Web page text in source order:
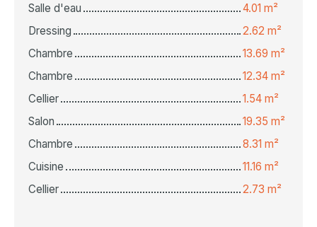
Salle d'eau
4.01 m²
Dressing
2.62 m²
Chambre
13.69 m²
Chambre
12.34 m²
Cellier
1.54 m²
Salon
19.35 m²
Chambre
8.31 m²
Cuisine
11.16 m²
Cellier
2.73 m²